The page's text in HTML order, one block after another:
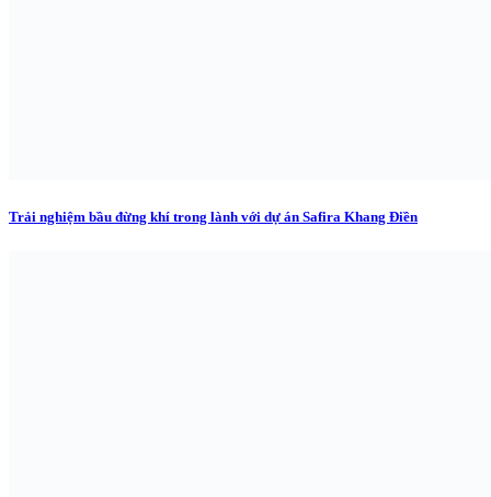
Trải nghiệm bầu đừng khí trong lành với dự án Safira Khang Điền